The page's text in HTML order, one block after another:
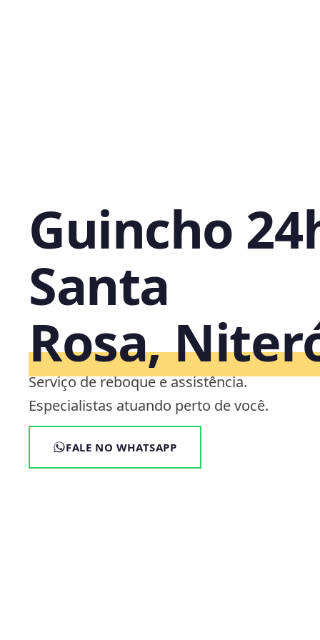
Guincho
Santa
Rosa,
Serviço de reboque e assistência.
Especialistas atuando perto de você.
FALE NO WHATSAPP